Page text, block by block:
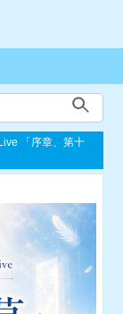
「序章、第十